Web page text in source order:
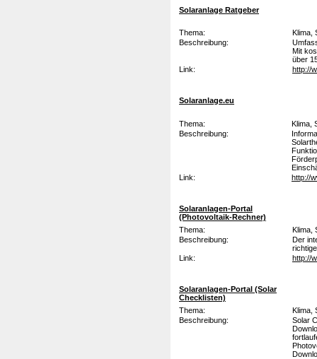
Solaranlage Ratgeber
Thema:
Klima,
Beschreibung:
Mit
über
Link:
http://
Solaranlage.eu
Thema:
Klima,
Beschreibung:
Link:
http://
Solaranlagen-Portal
(Photovoltaik-Rechner)
Thema:
Klima,
Beschreibung:
Der
Link:
http://
Solaranlagen-Portal (Solar
Checklisten)
Thema:
Klima,
Beschreibung:
Solar